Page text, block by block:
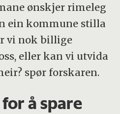
ønskjer rimeleg
ein kommune stilla
vi nok billige
eller kan vi utvida
spør forskaren.
å spare